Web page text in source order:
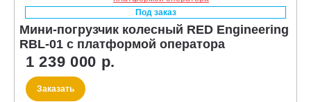
Под заказ
Мини-погрузчик колесный RED Engineering
RBL-01 с платформой оператора
1 239 000 р.
Заказать